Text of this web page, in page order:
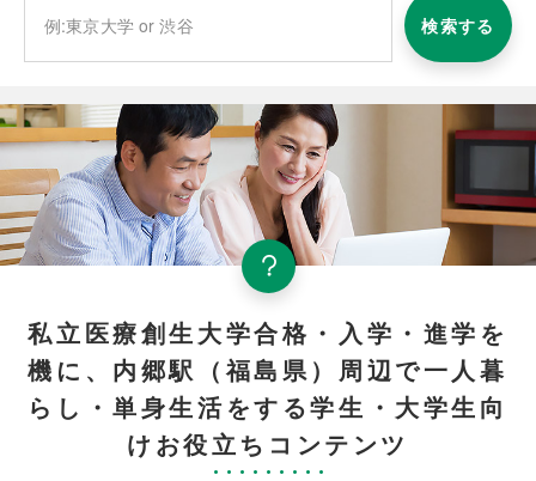
検索する
私立医療創生大学合格・入学・進学を
機に、内郷駅（福島県）周辺で一人暮
らし・単身生活をする学生・大学生向
けお役立ちコンテンツ